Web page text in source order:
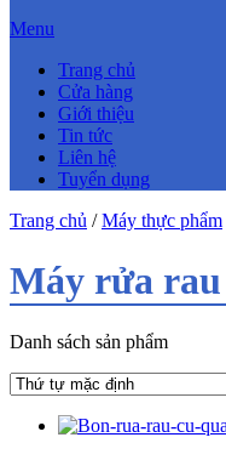
Menu
Trang chủ
Cửa hàng
Giới thiệu
Tin tức
Liên hệ
Tuyển dụng
Trang chủ /Máy thực phẩm
Máy rửa rau
Danh sách sản phẩm